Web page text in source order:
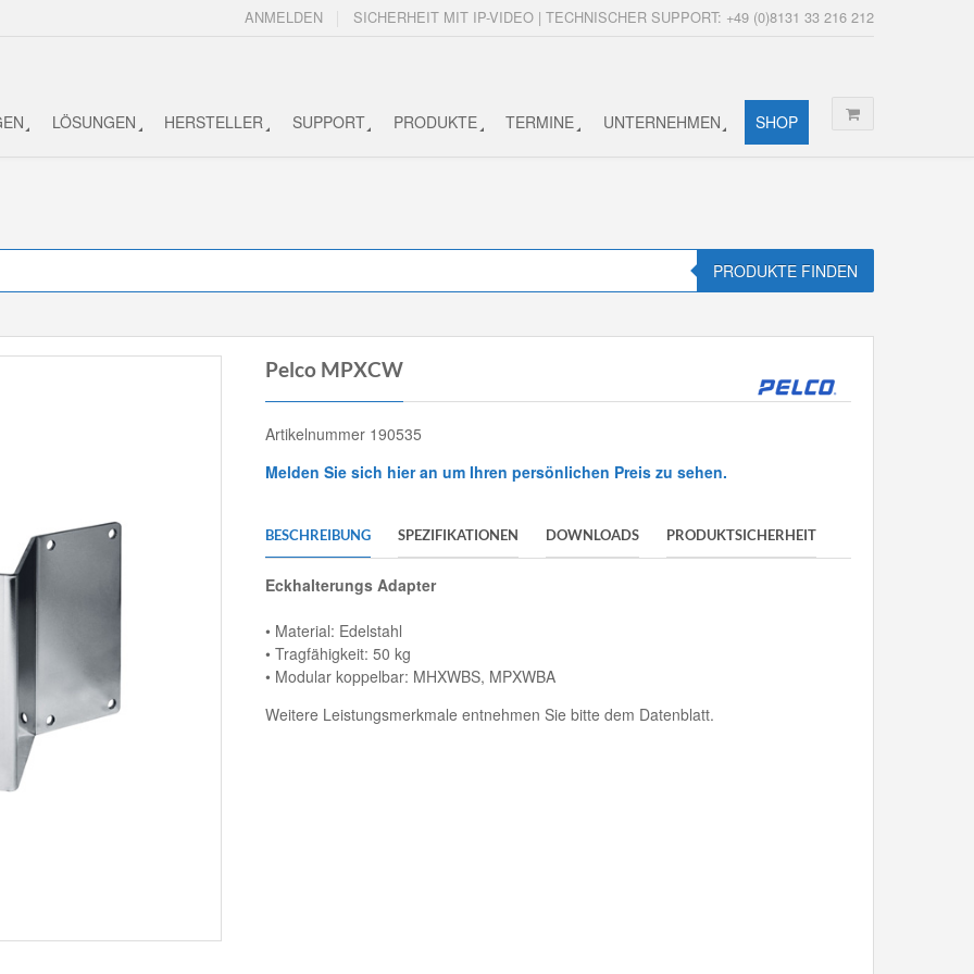
SICHERHEIT MIT IP-VIDEO | TECHNISCHER SUPPORT: +49 (0)8131 33 216 212
ANMELDEN
LÖSUNGEN HERSTELLER SUPPORT PRODUKTE TERMINE UNTERNEHMEN SHOP
PRODUKTE FINDEN
Pelco MPXCW
Artikelnummer 190535
Melden Sie sich hier an um Ihren persönlichen Preis zu sehen.
BESCHREIBUNG SPEZIFIKATIONEN DOWNLOADS PRODUKTSICHERHEIT
Eckhalterungs Adapter
• Material: Edelstahl
• Tragfähigkeit: 50 kg
• Modular koppelbar: MHXWBS, MPXWBA
Weitere Leistungsmerkmale entnehmen Sie bitte dem Datenblatt.